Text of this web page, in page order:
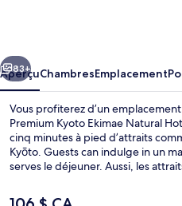
Kyoto
Ekimae
Natural
Hot
Spring
Suivant
83+
AperçuChambresEmplacement
Vous profiterez d’un
Premium Kyoto Ekimae Natural
cinq minutes à pied d’attraits
Kyōto. Guests can indulge in un
serves le déjeuner. Aussi, les
aiment le fait que le transport en
Le